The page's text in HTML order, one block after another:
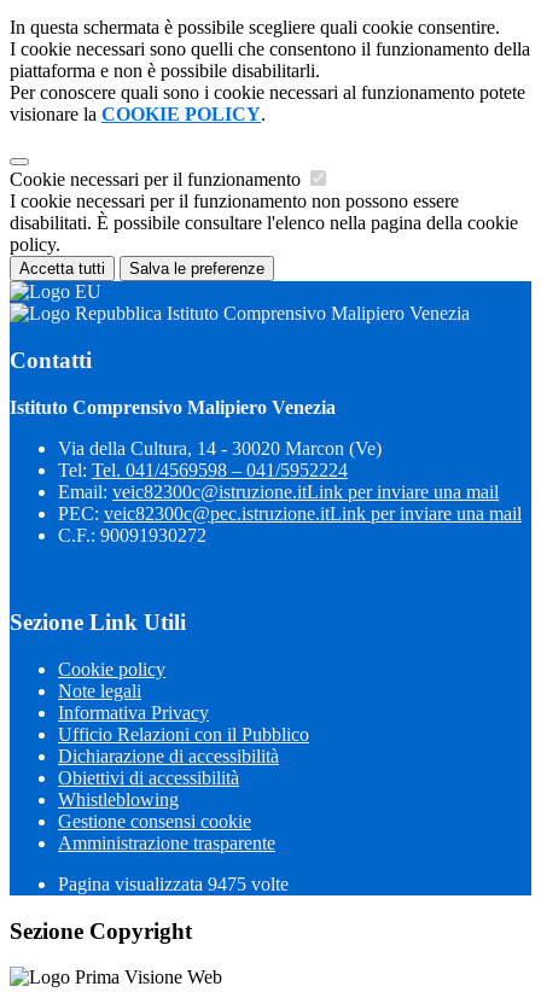
In questa schermata è possibile scegliere quali cookie consentire.
I cookie necessari sono quelli che consentono il funzionamento della
piattaforma e non è possibile disabilitarli.
Per conoscere quali sono i cookie necessari al funzionamento potete
visionare la COOKIE POLICY.
Cookie necessari per il funzionamento
I cookie necessari per il funzionamento non possono essere
disabilitati. È possibile consultare l'elenco nella pagina della cookie
policy.
Accetta tutti Salva le preferenze
Istituto Comprensivo Malipiero Venezia
Contatti
Istituto Comprensivo Malipiero Venezia
Via della Cultura, 14 - 30020 Marcon (Ve)
Tel: Tel. 041/4569598 – 041/5952224
Email: veic82300c@istruzione.itLink per inviare una mail
PEC: veic82300c@pec.istruzione.itLink per inviare una mail
C.F.: 90091930272
Sezione Link Utili
Cookie policy
Note legali
Informativa Privacy
Ufficio Relazioni con il Pubblico
Dichiarazione di accessibilità
Obiettivi di accessibilità
Whistleblowing
Gestione consensi cookie
Amministrazione trasparente
Pagina visualizzata 9475 volte
Sezione Copyright